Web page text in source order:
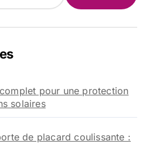
pour une protection
solaires
de placard coulissante :